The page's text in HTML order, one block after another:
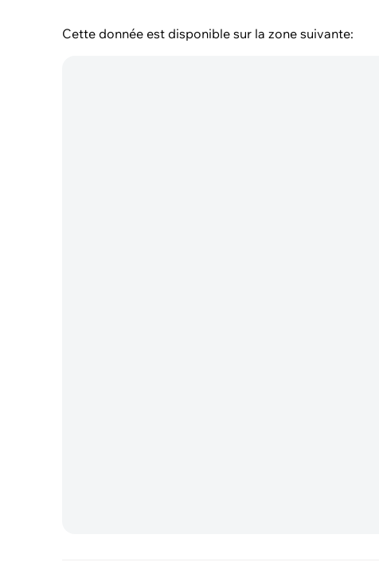
Cette donnée est disponible sur la zone suivante: